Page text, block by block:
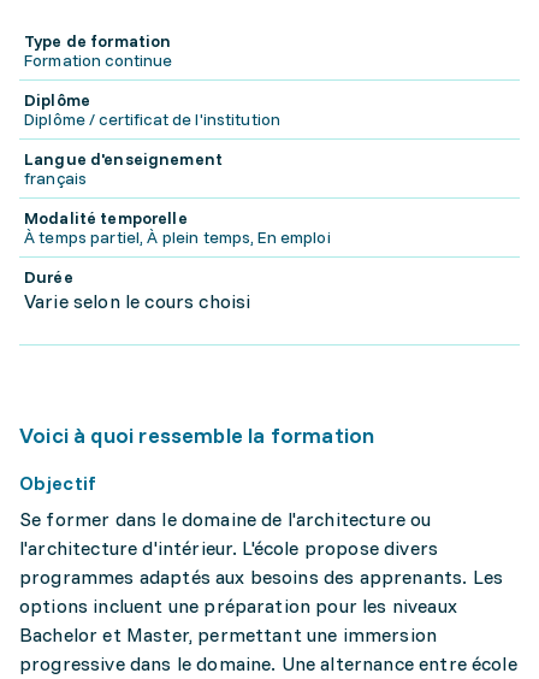
Type de formation
Formation continue
Diplôme
Diplôme / certificat de l'institution
Langue d'enseignement
français
Modalité temporelle
À temps partiel, À plein temps, En emploi
Durée
Varie selon le cours choisi
Voici à quoi ressemble la formation
Objectif
Se former dans le domaine de l'architecture ou
l'architecture d'intérieur. L'école propose divers
programmes adaptés aux besoins des apprenants. Les
options incluent une préparation pour les niveaux
Bachelor et Master, permettant une immersion
progressive dans le domaine. Une alternance entre école